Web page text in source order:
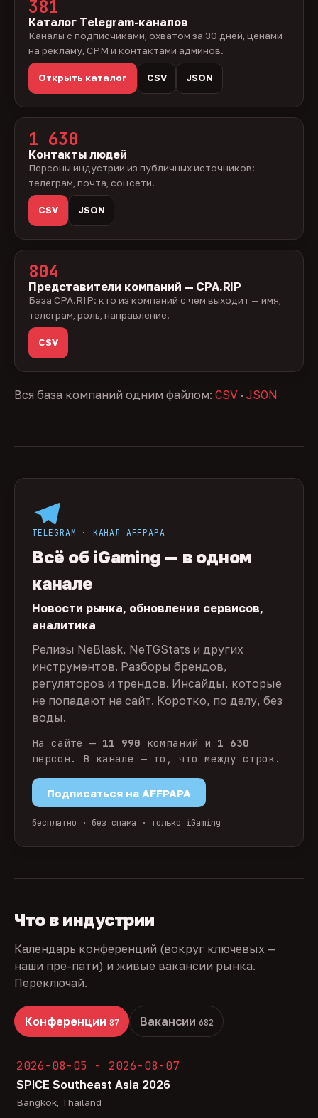
381
Каталог Telegram-каналов
Каналы с подписчиками, охватом за 30 дней, ценами
на рекламу, CPM и контактами админов.
Открыть каталог CSV JSON
1 630
Контакты людей
Персоны индустрии из публичных источников:
телеграм, почта, соцсети.
CSV JSON
804
Представители компаний — CPA.RIP
База CPA.RIP: кто из компаний с чем выходит — имя,
телеграм, роль, направление.
CSV
Вся база компаний одним файлом: CSV · JSON
TELEGRAM · КАНАЛ AFFPAPA
Всё об iGaming — в одном
канале
Новости рынка, обновления сервисов,
аналитика
Релизы NeBlask, NeTGStats и других
инструментов. Разборы брендов,
регуляторов и трендов. Инсайды, которые
не попадают на сайт. Коротко, по делу, без
воды.
На сайте — 11 990 компаний и 1 630
персон. В канале — то, что между строк.
Подписаться на AFFPAPA
бесплатно · без спама · только iGaming
Что в индустрии
Календарь конференций (вокруг ключевых —
наши пре-пати) и живые вакансии рынка.
Переключай.
Конференции 87 Вакансии 682
2026-08-05 - 2026-08-07
SPiCE Southeast Asia 2026
Bangkok, Thailand